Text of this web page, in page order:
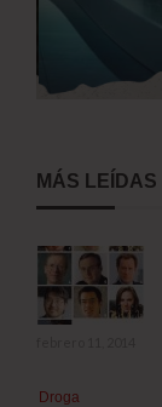
MÁS LEÍDAS
Droga